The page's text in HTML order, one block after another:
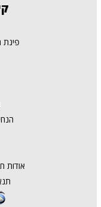
פינת
אודות